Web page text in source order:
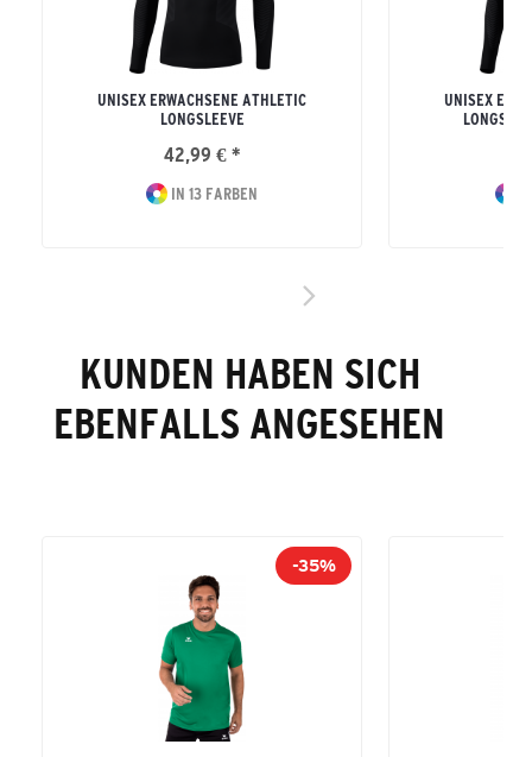
UNISEX ERWACHSENE ATHLETIC
LONGSLEEVE
42,99 € *
IN 13 FARBEN
UNISEX
KUNDEN HABEN SICH
EBENFALLS ANGESEHEN
-35%